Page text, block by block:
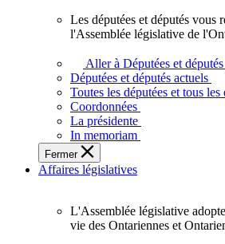
députés
vous
représentent
sein
de
l'Assemblée
législative
l'Ontario.
Les députées et députés vous
l'Assemblée législative de
Aller à Députées et députés
Députées et députés actuels
Toutes les députées et tous les
Coordonnées
La présidente
In memoriam
Fermer
Affaires législatives
L'Assemblée
L'Assemblée législative
vie des Ontariennes et